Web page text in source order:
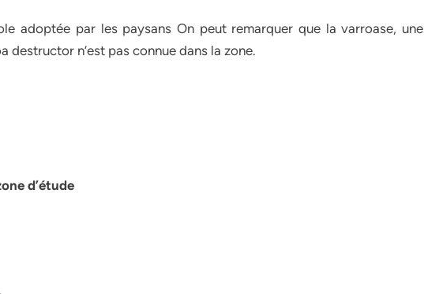
adoptée par les paysans On peut remarquer que la varroase, une
destructor n’est pas connue dans la zone.
d’étude